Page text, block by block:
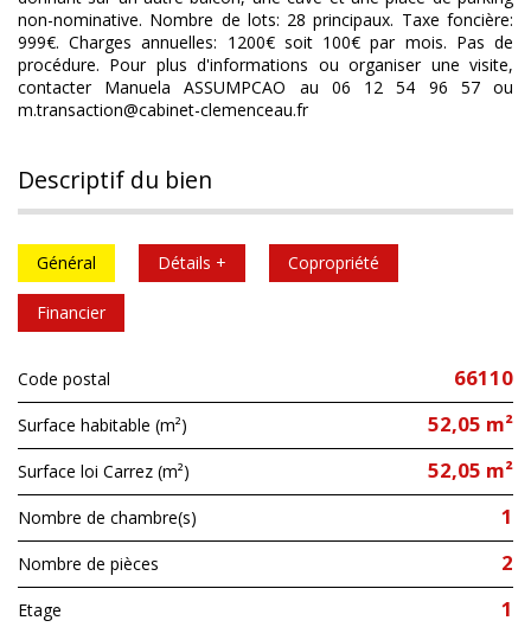
non-nominative. Nombre de lots: 28 principaux. Taxe foncière:
999€. Charges annuelles: 1200€ soit 100€ par mois. Pas de
procédure. Pour plus d'informations ou organiser une visite,
contacter Manuela ASSUMPCAO au 06 12 54 96 57 ou
m.transaction@cabinet-clemenceau.fr
descriptif du bien
Général Détails + Copropriété
Financier
Code postal 66110
Surface habitable (m²) 52,05 m²
Surface loi Carrez (m²) 52,05 m²
Nombre de chambre(s) 1
Nombre de pièces 2
Etage 1